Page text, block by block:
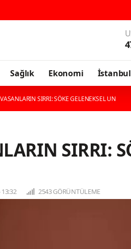
Sağlık Ekonomi İstanbul
SIRRI: SÖKE GELENEKSEL UN
SIRRI:
13:32 2543 GÖRÜNTÜLEME